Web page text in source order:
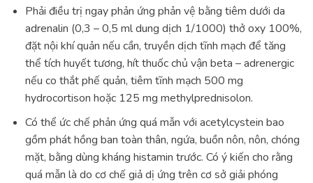
Phải điều trị ngay phản ứng phản vệ bằng tiêm dưới da
adrenalin (0,3 – 0,5 ml dung dịch 1/1000) thở oxy 100%,
đặt nội khí quản nếu cần, truyền dịch tĩnh mạch để tăng
thể tích huyết tương, hít thuốc chủ vận beta – adrenergic
nếu co thắt phế quản, tiêm tĩnh mạch 500 mg
hydrocortison hoặc 125 mg methylprednisolon.
Có thể ức chế phản ứng quá mẫn với acetylcystein bao
gồm phát hồng ban toàn thân, ngứa, buồn nôn, nôn, chóng
mặt, bằng dùng kháng histamin trước. Có ý kiến cho rằng
quá mẫn là do cơ chế giả dị ứng trên cơ sở giải phóng